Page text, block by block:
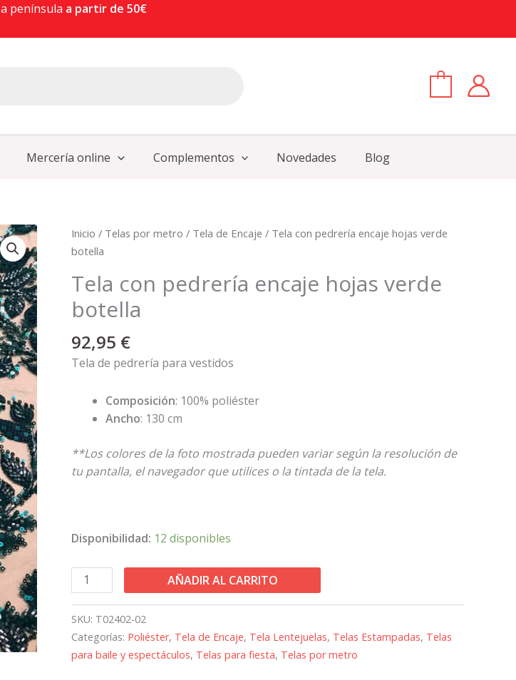
a península a partir de 50€
Mercería online Complementos Novedades Blog
Inicio / Telas por metro / Tela de Encaje / Tela con pedrería encaje hojas verde
botella
Tela con pedrería encaje hojas verde
botella
92,95 €
Tela de pedrería para vestidos
Composición: 100% poliéster
Ancho: 130 cm
**Los colores de la foto mostrada pueden variar según la resolución de
tu pantalla, el navegador que utilices o la tintada de la tela.
Disponibilidad: 12 disponibles
Tela
con
encaje
hojas
verde
botella
cantidad
AÑADIR AL CARRITO
SKU: T02402-02
Categorías: Poliéster, Tela de Encaje, Tela Lentejuelas, Telas Estampadas, Telas
para baile y espectáculos, Telas para fiesta, Telas por metro